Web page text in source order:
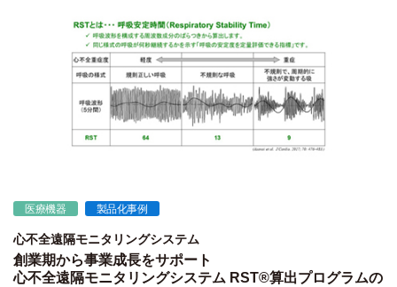
医療機器 製品化事例
心不全遠隔モニタリングシステム
創業期から事業成長をサポート
心不全遠隔モニタリングシステム RST®算出プログラムの